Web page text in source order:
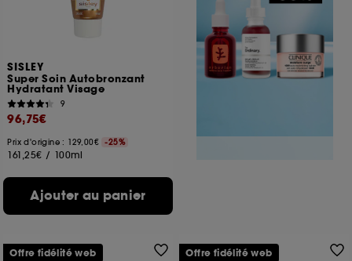
SISLEY
Super Soin Autobronzant
Hydratant Visage
9
96,75€
Prix d'origine : 129,00€ -25%
161,25€ / 100ml
Ajouter au panier
Offre fidélité web Offre fidélité web